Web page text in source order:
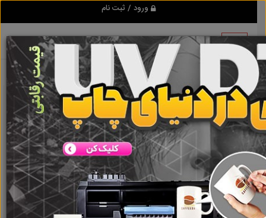
ورود / ثبت نام
نتیجه ای یافت نشد